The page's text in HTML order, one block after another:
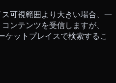
可視範囲より大きい場合、一
ンテンツを受信しますが、
ケットプレイスで検索するこ